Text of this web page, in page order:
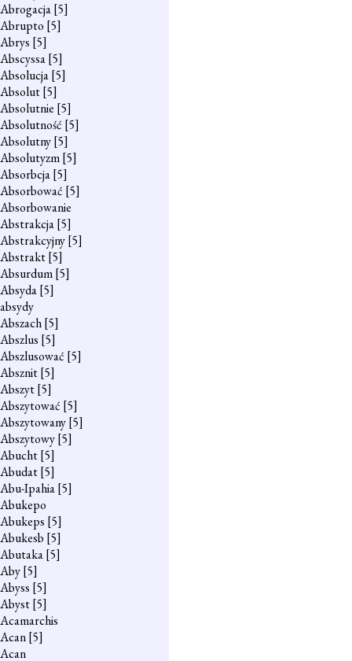
Abrogacja[5]
Abrupto [5]
Abrys [5]
Abscyssa[5]
Absolucja[5]
Absolut[5]
Absolutnie [5]
Absolutność [5]
Absolutny[5]
Absolutyzm[5]
Absorbcja[5]
Absorbować [5]
Absorbowanie
Abstrakcja[5]
Abstrakcyjny[5]
Abstrakt[5]
Absurdum[5]
Absyda[5]
absydy
Abszach[5]
Abszlus [5]
Abszlusować [5]
Absznit[5]
Abszyt[5]
Abszytować [5]
Abszytowany[5]
Abszytowy[5]
Abucht[5]
Abudat[5]
Abu-Ipahia[5]
Abukepo
Abukeps [5]
Abukesb [5]
Abutaka[5]
Aby[5]
Abyss [5]
Abyst[5]
Acamarchis
Acan[5]
Acan